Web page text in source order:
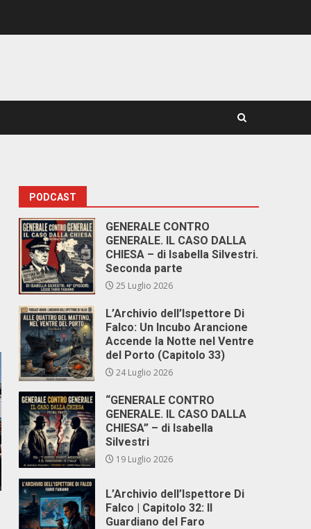
PODCAST
GENERALE CONTRO
GENERALE. IL CASO DALLA
CHIESA – di Isabella Silvestri.
Seconda parte
25 Luglio 2026
L’Archivio dell’Ispettore Di
Falco: Un Incubo Arancione
Accende la Notte nel Ventre
del Porto (Capitolo 33)
24 Luglio 2026
“GENERALE CONTRO
GENERALE. IL CASO DALLA
CHIESA” – di Isabella
Silvestri
19 Luglio 2026
L’Archivio dell’Ispettore Di
Falco | Capitolo 32: Il
Guardiano del Faro